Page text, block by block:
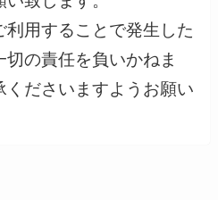
用することで発生した
切の責任を負いかねま
ださいますようお願い